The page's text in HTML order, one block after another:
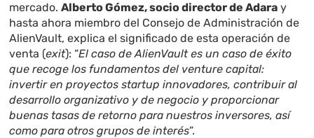
mercado.Alberto Gómez, socio director de Adara y
hasta ahora miembro del Consejo de Administración de
AlienVault, explica el significado de esta operación de
venta (exit): “El caso de AlienVault es un caso de éxito
que recoge los fundamentos del venture capital:
invertir en proyectos startup innovadores, contribuir al
desarrollo organizativo y de negocio y proporcionar
buenas tasas de retorno para nuestros inversores, así
como para otros grupos de interés”.